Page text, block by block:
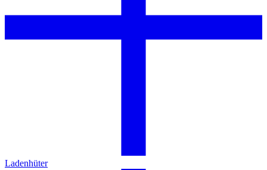
Ladenhüter